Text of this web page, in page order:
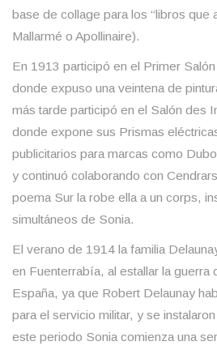
base de collage para los “libros que
Mallarmé o Apollinaire).
En 1913 participó en el Primer
donde expuso una veintena de
más tarde participó en el Salón des
donde expone sus Prismas
publicitarios para marcas como
y continuó colaborando con
poema Sur la robe ella a un corps,
simultáneos de Sonia.
El verano de 1914 la familia
en Fuenterrabía, al estallar la guerra
España, ya que Robert Delaunay
para el servicio militar, y se
este periodo Sonia comienza una